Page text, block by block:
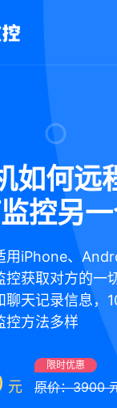
如何远
控另
用iPhone、
控获取对方的一
聊天记录信息，
控方法多样
元
限时优惠
原价：3900